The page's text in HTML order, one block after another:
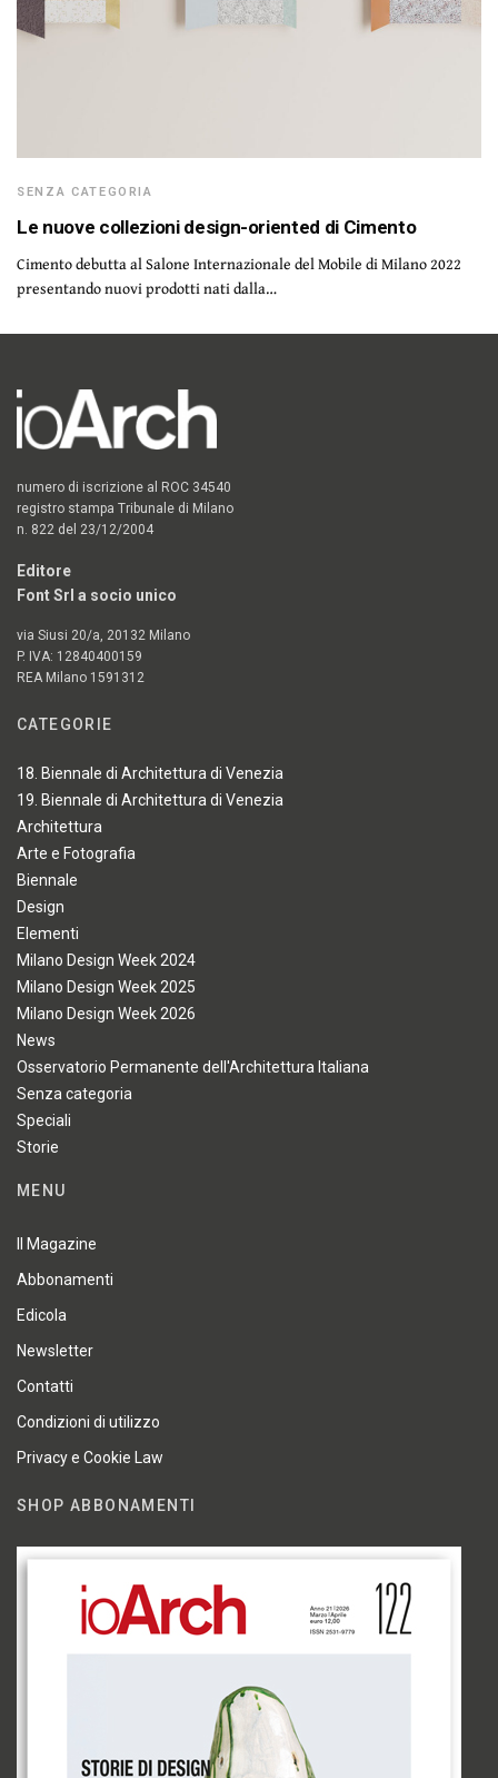
SENZA CATEGORIA
Le nuove collezioni design-oriented di Cimento
Cimento debutta al Salone Internazionale del Mobile di Milano 2022
presentando nuovi prodotti nati dalla…
numero di iscrizione al ROC 34540
registro stampa Tribunale di Milano
n. 822 del 23/12/2004
Editore
Font Srl a socio unico
via Siusi 20/a, 20132 Milano
P. IVA: 12840400159
REA Milano 1591312
CATEGORIE
18. Biennale di Architettura di Venezia
19. Biennale di Architettura di Venezia
Architettura
Arte e Fotografia
Biennale
Design
Elementi
Milano Design Week 2024
Milano Design Week 2025
Milano Design Week 2026
News
Osservatorio Permanente dell'Architettura Italiana
Senza categoria
Speciali
Storie
MENU
Il Magazine
Abbonamenti
Edicola
Newsletter
Contatti
Condizioni di utilizzo
Privacy e Cookie Law
SHOP ABBONAMENTI